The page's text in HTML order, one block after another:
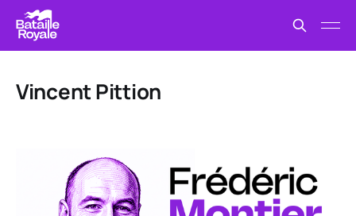
Vincent Pittion